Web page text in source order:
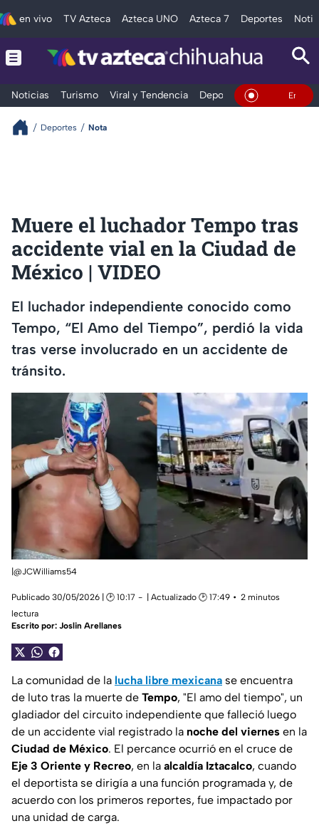
en vivo TV Azteca Azteca UNO Azteca 7 Deportes
Noticias Turismo Viral y Tendencia Deportes Espectáculos
En Vivo
Deportes Nota
Muere el luchador Tempo tras
accidente vial en la Ciudad de
México | VIDEO
El luchador independiente conocido como
Tempo, “El Amo del Tiempo”, perdió la vida
tras verse involucrado en un accidente de
tránsito.
|@JCWilliams54
Publicado 30/05/2026 | 🕑 10:17 | Actualizado 🕑 17:49
2 minutos
lectura
Escrito por: Joslin Arellanes
La comunidad de la lucha libre mexicana se encuentra
de luto tras la muerte de Tempo, "El amo del tiempo", un
gladiador del circuito independiente que falleció luego
de un accidente vial registrado la noche del viernes en la
Ciudad de México. El percance ocurrió en el cruce de
Eje 3 Oriente y Recreo, en la alcaldía Iztacalco, cuando
el deportista se dirigía a una función programada y, de
acuerdo con los primeros reportes, fue impactado por
una unidad de carga.